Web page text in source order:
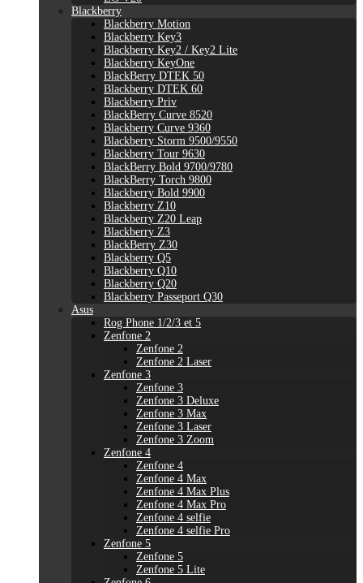
Blackberry
Blackberry Motion
Blackberry Key3
Blackberry Key2 / Key2 Lite
Blackberry KeyOne
BlackBerry DTEK 50
Blackberry DTEK 60
Blackberry Priv
BlackBerry Curve 8520
Blackberry Curve 9360
Blackberry Storm 9500/9550
Blackberry Tour 9630
BlackBerry Bold 9700/9780
BlackBerry Torch 9800
Blackberry Bold 9900
Blackberry Z10
Blackberry Z20 Leap
Blackberry Z3
BlackBerry Z30
Blackberry Q5
Blackberry Q10
Blackberry Q20
Blackberry Passeport Q30
Asus
Rog Phone 1/2/3 et 5
Zenfone 2
Zenfone 2
Zenfone 2 Laser
Zenfone 3
Zenfone 3
Zenfone 3 Deluxe
Zenfone 3 Max
Zenfone 3 Laser
Zenfone 3 Zoom
Zenfone 4
Zenfone 4
Zenfone 4 Max
Zenfone 4 Max Plus
Zenfone 4 Max Pro
Zenfone 4 selfie
Zenfone 4 selfie Pro
Zenfone 5
Zenfone 5
Zenfone 5 Lite